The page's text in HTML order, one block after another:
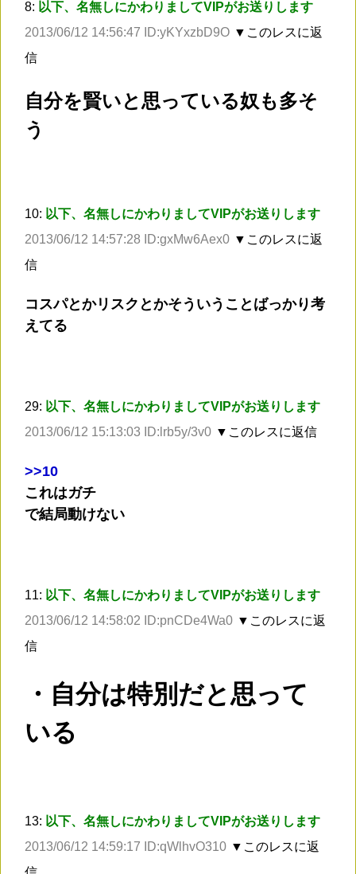
8: 以下、名無しにかわりましてVIPがお送りします
2013/06/12 14:56:47 ID:yKYxzbD9O ▼このレスに返
信
自分を賢いと思っている奴も多そ
う
10: 以下、名無しにかわりましてVIPがお送りします
2013/06/12 14:57:28 ID:gxMw6Aex0 ▼このレスに返
信
コスパとかリスクとかそういうことばっかり考
えてる
29: 以下、名無しにかわりましてVIPがお送りします
2013/06/12 15:13:03 ID:lrb5y/3v0 ▼このレスに返信
>>10
これはガチ
で結局動けない
11: 以下、名無しにかわりましてVIPがお送りします
2013/06/12 14:58:02 ID:pnCDe4Wa0 ▼このレスに返
信
・自分は特別だと思って
いる
13: 以下、名無しにかわりましてVIPがお送りします
2013/06/12 14:59:17 ID:qWlhvO310 ▼このレスに返